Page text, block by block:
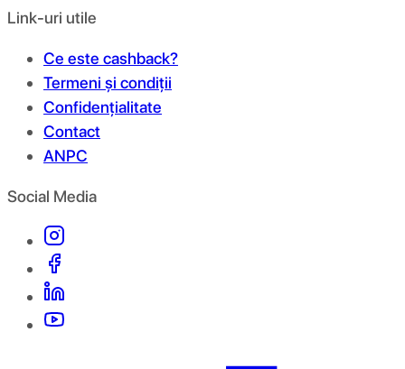
Link-uri utile
Ce este cashback?
Termeni și condiții
Confidențialitate
Contact
ANPC
Social Media